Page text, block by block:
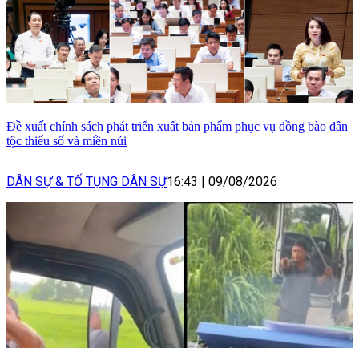
Đề xuất chính sách phát triển xuất bản phẩm phục vụ đồng bào dân
tộc thiểu số và miền núi
DÂN SỰ & TỐ TỤNG DÂN SỰ16:43 09/08/2026